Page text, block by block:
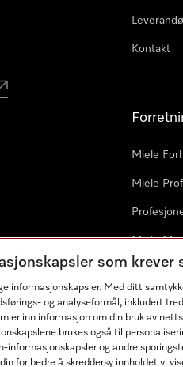
Kontakt
Miele
Miele
Miele
Arkitekter
som krever
informasjonskapsler. Med ditt
og analyseformål, inkludert
inn informasjon om din bruk av
brukes også til
og andre
for bedre å skreddersy innholdet vi